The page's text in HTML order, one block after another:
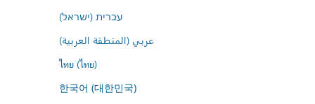
עברית (ישראל)
عربي (المنطقة العربية)
ไทย (ไทย)
한국어 (대한민국)